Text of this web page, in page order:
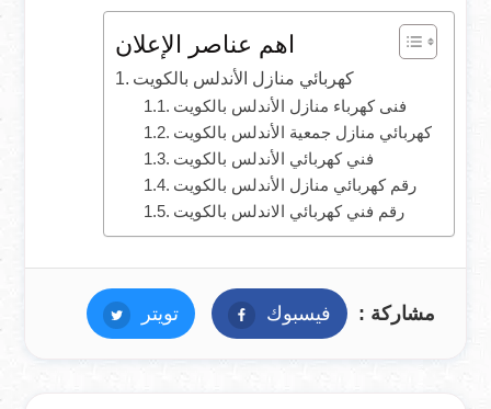
اهم عناصر الإعلان
كهربائي منازل الأندلس بالكويت
فنى كهرباء منازل الأندلس بالكويت
كهربائي منازل جمعية الأندلس بالكويت
فني كهربائي الأندلس بالكويت
رقم كهربائي منازل الأندلس بالكويت
رقم فني كهربائي الاندلس بالكويت
مشاركة : فيسبوك فيسبوكتويتر تويتر